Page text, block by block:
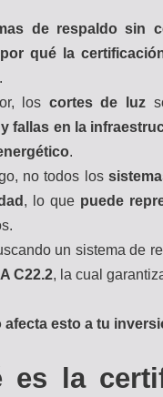
de respaldo sin
por qué la
los cortes de luz
fallas en la
.
no todos los
, lo que puede
un sistema de
C22.2, la cual
afecta esto a tu
es la